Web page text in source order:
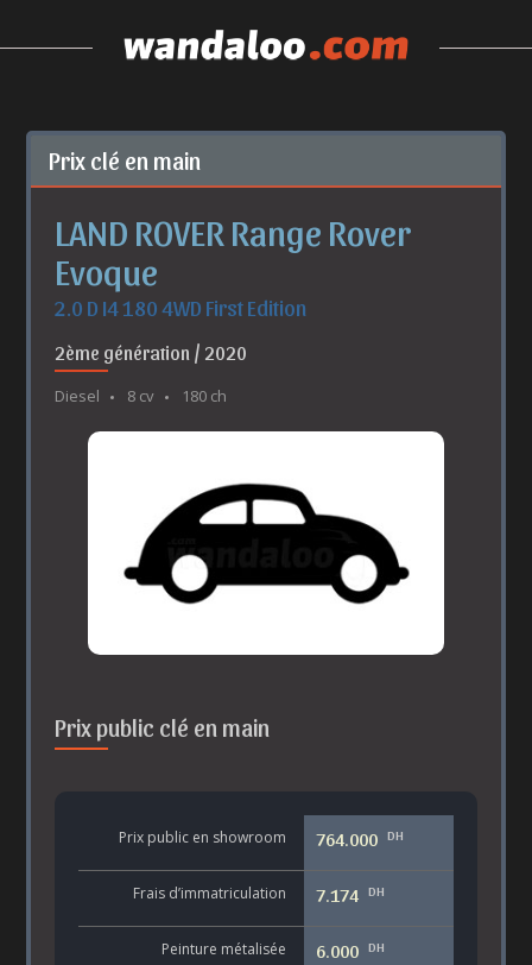
Prix clé en main
LAND ROVER Range Rover
Evoque
2.0 D I4 180 4WD First Edition
2ème génération / 2020
Diesel 8 cv 180 ch
Prix public clé en main
Prix public en showroom 764.000 DH
Frais d’immatriculation 7.174 DH
Peinture métalisée 6.000 DH